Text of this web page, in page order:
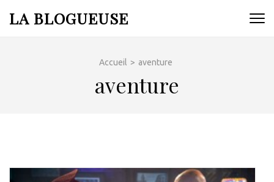
auLA BLOGUEUSE
Accueil > aventure
aventure